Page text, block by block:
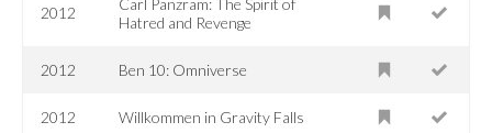
2012
Hatred and Revenge
2012 Ben 10: Omniverse
2012 Willkommen in Gravity Falls